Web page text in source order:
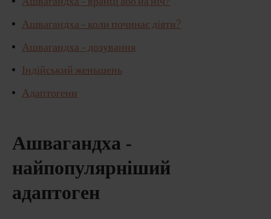
Ашвагандха - коли починає діяти?
Ашвагандха - дозування
Індійський женьшень
Адаптогени
Ашвагандха -
найпопулярніший
адаптоген